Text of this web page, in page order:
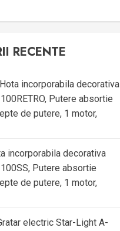
RECENTE
Hota incorporabila decorativa
Putere absortie
de putere, 1 motor,
incorporabila decorativa
Putere absortie
de putere, 1 motor,
electric Star-Light A-